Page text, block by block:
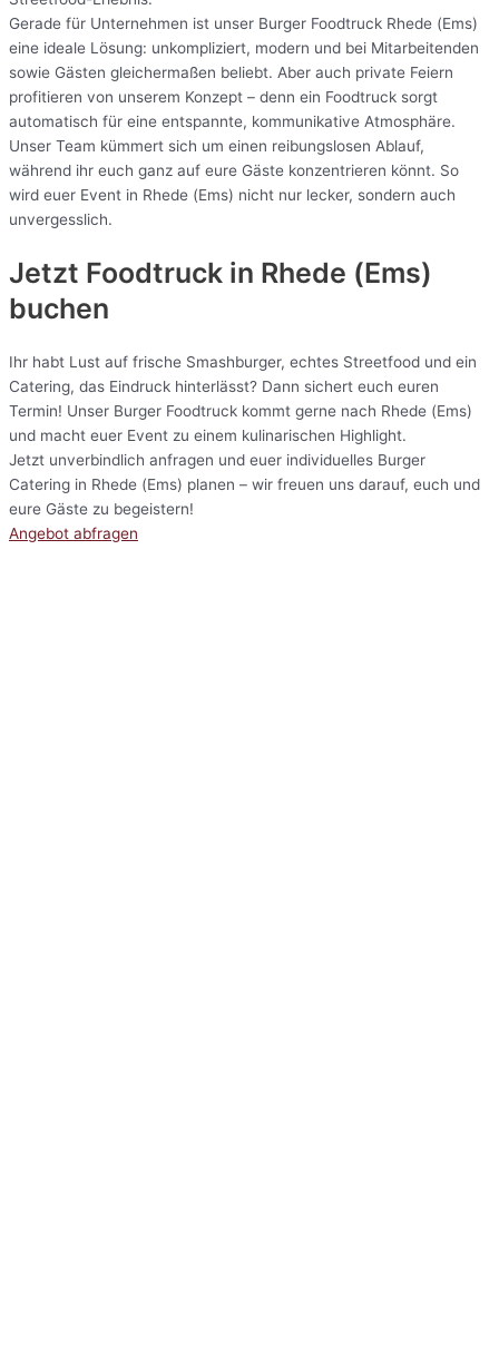
Gerade für Unternehmen ist unser Burger Foodtruck Rhede (Ems)
eine ideale Lösung: unkompliziert, modern und bei Mitarbeitenden
sowie Gästen gleichermaßen beliebt. Aber auch private Feiern
profitieren von unserem Konzept – denn ein Foodtruck sorgt
automatisch für eine entspannte, kommunikative Atmosphäre.
Unser Team kümmert sich um einen reibungslosen Ablauf,
während ihr euch ganz auf eure Gäste konzentrieren könnt. So
wird euer Event in Rhede (Ems) nicht nur lecker, sondern auch
unvergesslich.
Jetzt Foodtruck in Rhede (Ems)
buchen
Ihr habt Lust auf frische Smashburger, echtes Streetfood und ein
Catering, das Eindruck hinterlässt? Dann sichert euch euren
Termin! Unser Burger Foodtruck kommt gerne nach Rhede (Ems)
und macht euer Event zu einem kulinarischen Highlight.
Jetzt unverbindlich anfragen und euer individuelles Burger
Catering in Rhede (Ems) planen – wir freuen uns darauf, euch und
eure Gäste zu begeistern!
Angebot abfragen